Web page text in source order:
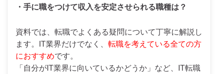
・手に職をつけて収入を安定させられる職種は？
資料では、転職でよくある疑問について丁寧に解説し
ます。IT業界だけでなく、 転職を考えている全ての方
におすすめです。
「自分がIT業界に向いているかどうか」など、IT転職